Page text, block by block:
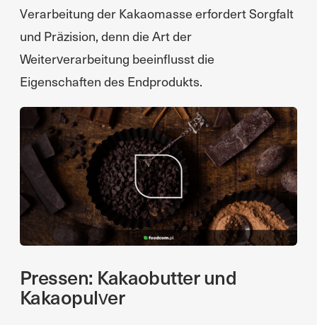
Verarbeitung der Kakaomasse erfordert Sorgfalt
und Präzision, denn die Art der
Weiterverarbeitung beeinflusst die
Eigenschaften des Endprodukts.
Pressen: Kakaobutter und
Kakaopulver